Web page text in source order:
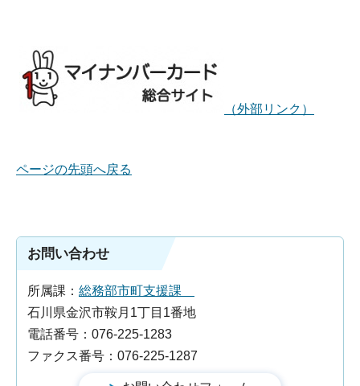
（外部リンク）
ページの先頭へ戻る
お問い合わせ
所属課： 総務部市町支援課
石川県金沢市鞍月1丁目1番地
電話番号：076-225-1283
ファクス番号：076-225-1287